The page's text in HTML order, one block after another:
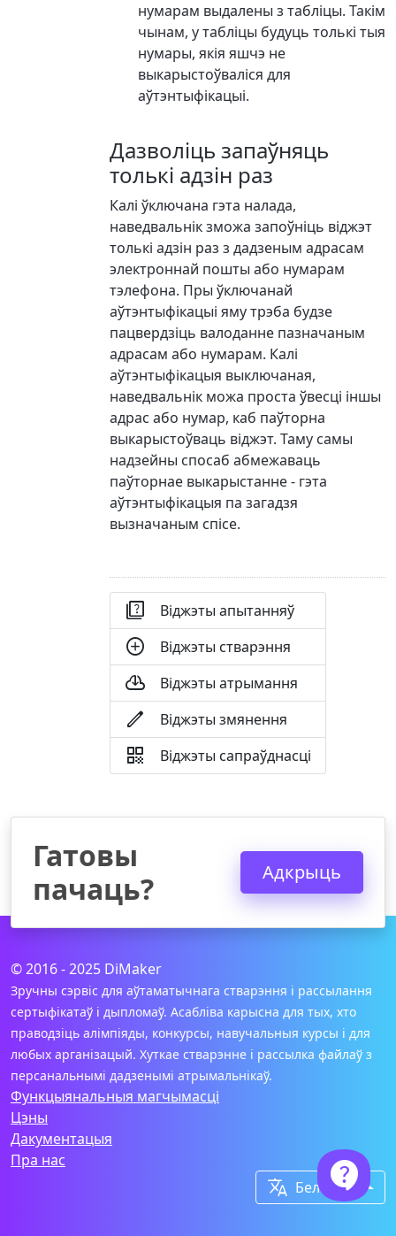
нумарам выдалены з табліцы. Такім
чынам, у табліцы будуць толькі тыя
нумары, якія яшчэ не
выкарыстоўваліся для
аўтэнтыфікацыі.
Дазволіць запаўняць
толькі адзін раз
Калі ўключана гэта налада,
наведвальнік зможа запоўніць віджэт
толькі адзін раз з дадзеным адрасам
электроннай пошты або нумарам
тэлефона. Пры ўключанай
аўтэнтыфікацыі яму трэба будзе
пацвердзіць валоданне пазначаным
адрасам або нумарам. Калі
аўтэнтыфікацыя выключаная,
наведвальнік можа проста ўвесці іншы
адрас або нумар, каб паўторна
выкарыстоўваць віджэт. Таму самы
надзейны спосаб абмежаваць
паўторнае выкарыстанне - гэта
аўтэнтыфікацыя па загадзя
вызначаным спісе.
 Віджэты апытанняў
 Віджэты стварэння
 Віджэты атрымання
 Віджэты змянення
 Віджэты сапраўднасці
Гатовы
пачаць?
Адкрыць
© 2016 - 2025 DiMaker
Зручны сэрвіс для аўтаматычнага стварэння і рассылання
сертыфікатаў і дыпломаў. Асабліва карысна для тых, хто
праводзіць алімпіяды, конкурсы, навучальныя курсы і для
любых арганізацый. Хуткае стварэнне і рассылка файлаў з
персанальнымі дадзенымі атрымальнікаў.
Функцыянальныя магчымасці
Цэны
Дакументацыя
Пра нас
 Беларускі
